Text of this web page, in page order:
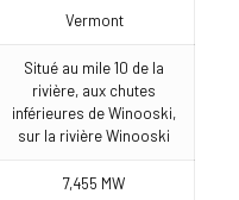
Vermont
Situé au mile 10 de la
rivière, aux chutes
inférieures de Winooski,
sur la rivière Winooski
7,455 MW